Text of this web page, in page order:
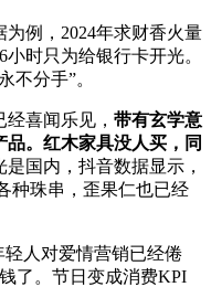
例，2024年求财香火量
时只为给银行卡开光。
不分手”。
喜闻乐见， 带有玄学意
。红木家具没人买，同
是国内，抖音数据显示，
种珠串，歪果仁也已经
轻人对爱情营销已经倦
了。节日变成消费KPI